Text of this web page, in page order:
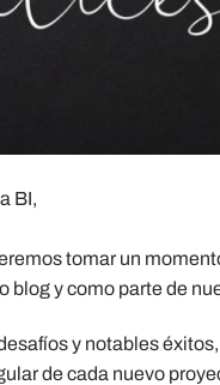
BI,
tomar un
blog y como parte de
y notables
de cada nuevo